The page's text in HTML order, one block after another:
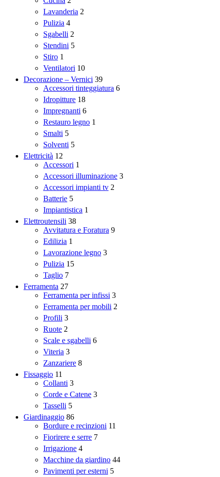
Lavanderia 2
Pulizia 4
Sgabelli 2
Stendini 5
Stiro 1
Ventilatori 10
Decorazione – Vernici 39
Accessori tinteggiatura 6
Idropitture 18
Impregnanti 6
Restauro legno 1
Smalti 5
Solventi 5
Elettricità 12
Accessori 1
Accessori illuminazione 3
Accessori impianti tv 2
Batterie 5
Impiantistica 1
Elettroutensili 38
Avvitatura e Foratura 9
Edilizia 1
Lavorazione legno 3
Pulizia 15
Taglio 7
Ferramenta 27
Ferramenta per infissi 3
Ferramenta per mobili 2
Profili 3
Ruote 2
Scale e sgabelli 6
Viteria 3
Zanzariere 8
Fissaggio 11
Collanti 3
Corde e Catene 3
Tasselli 5
Giardinaggio 86
Bordure e recinzioni 11
Fiorirere e serre 7
Irrigazione 4
Macchine da giardino 44
Pavimenti per esterni 5